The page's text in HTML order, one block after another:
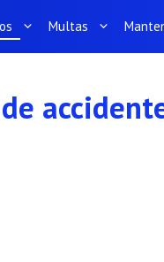
Multas